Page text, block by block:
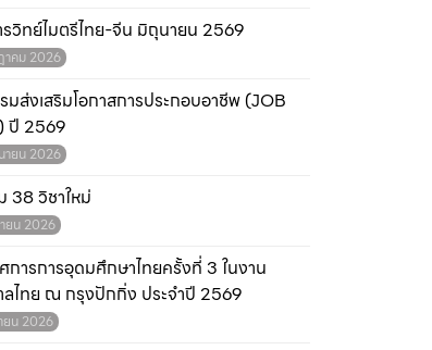
รวิทย์ไมตรีไทย-จีน มิถุนายน 2569
าคม 2026
มส่งเสริมโอกาสการประกอบอาชีพ (JOB
ปี 2569
ายน 2026
38 วิชาใหม่
ยน 2026
การการอุดมศึกษาไทยครั้งที่ 3 ในงาน
ลไทย ณ กรุงปักกิ่ง ประจำปี 2569
ยน 2026